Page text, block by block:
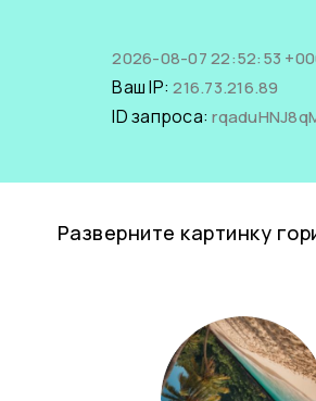
2026-08-07 22:52:53
Ваш IP:216.73.216.89
ID запроса:
Разверните картинку